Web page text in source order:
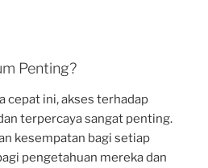
Penting?
cepat ini, akses terhadap
terpercaya sangat penting.
kesempatan bagi setiap
pengetahuan mereka dan